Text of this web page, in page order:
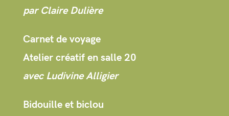
par Claire Dulière
Carnet de voyage
Atelier créatif en salle 20
avec Ludivine Alligier
Bidouille et biclou